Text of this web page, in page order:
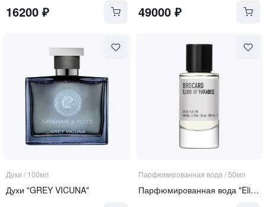
16200 ₽ 49000₽
Духи / 100мл
Духи "GREY VICUNA"
Парфюмированная вода /50мл
Парфюмированная вода "Elixir of Paradise"